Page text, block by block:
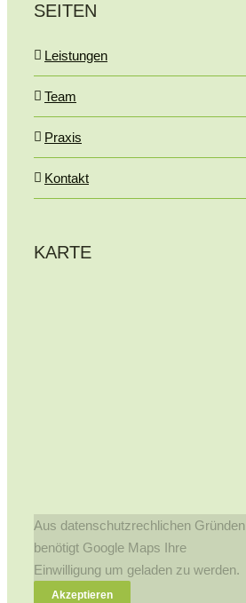
SEITEN
Leistungen
Team
Praxis
Kontakt
KARTE
Aus datenschutzrechlichen Gründen
benötigt Google Maps Ihre
Einwilligung um geladen zu werden.
Akzeptieren